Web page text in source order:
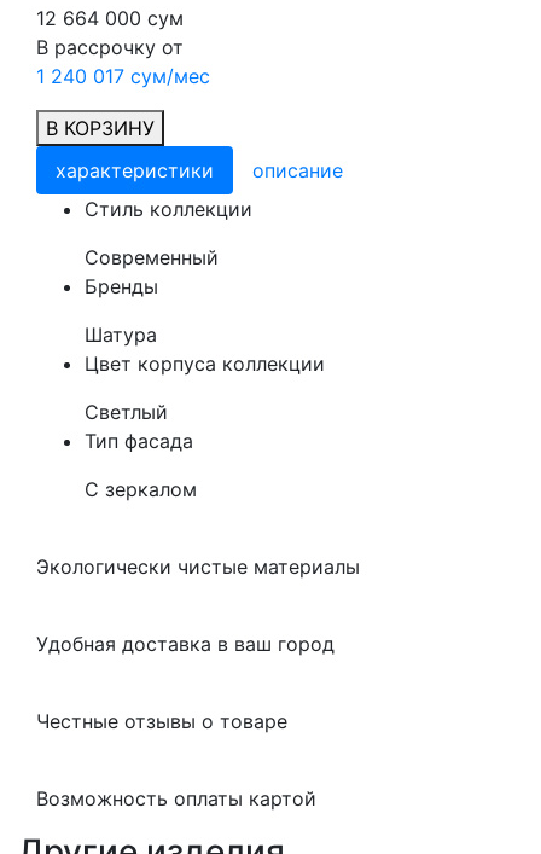
12 664 000 сум
В рассрочку от
1 240 017 сум/мес
В КОРЗИНУ
характеристики
описание
Cтиль коллекции
Современный
Бренды
Шатура
Цвет корпуса коллекции
Светлый
Тип фасада
С зеркалом
Экологически чистые материалы
Удобная доставка в ваш город
Честные отзывы о товаре
Возможность оплаты картой